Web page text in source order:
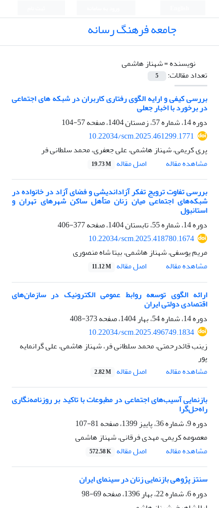
جامعه فرهنگ رسانه
نویسنده =شهناز هاشمی
تعداد مقالات:
5
بررسی کیفی و ارایه الگوی رفتاری کاربران در شبکه های اجتماعی
در برخورد با اخبار جعلی
دوره 14، شماره 57، زمستان 1404، صفحه
57-104
10.22034/scm.2025.461299.1771
پری کریمی، شهناز هاشمی، علی جعفری، محمد سلطانی فر
مشاهده مقاله
اصل مقاله 19.73 M
بررسی تفاوت ترویج تفکر آزاداندیشی و فضای آزاد در خانواده در
شبکه‌های اجتماعی میان زنان متأهل ساکن شهرهای تهران و
استانبول
دوره 14، شماره 55، تابستان 1404، صفحه
377-406
10.22034/scm.2025.418780.1674
مریم یوسفی، شهناز هاشمی، بیتا شاه منصوری
مشاهده مقاله
اصل مقاله 11.12 M
ارائه الگوی توسعه روابط عمومی الکترونیک در سازمان‌های
اقتصادی دولتی ایران
دوره 14، شماره 54، بهار 1404، صفحه
373-408
10.22034/scm.2025.496749.1834
زینب قائدرحمتی، محمد سلطانی فر، شهناز هاشمی، علی گرانمایه
پور
مشاهده مقاله
اصل مقاله 2.82 M
بازنمایی آسیب‌های اجتماعی در مطبوعات با تاکید بر روزنامه‌نگاری
راه‌حل‌گرا
دوره 9، شماره 36، پاییز 1399، صفحه
81-107
معصومه کریمی، مهدی فرقانی، شهناز هاشمی
مشاهده مقاله
اصل مقاله 572.58 K
سنتز پژوهی بازنمایی زنان در سینمای ایران
دوره 6، شماره 22، بهار 1396، صفحه
69-98